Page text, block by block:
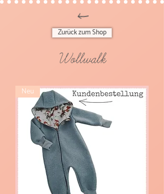
Zurück zum Shop
Wollwalk
Neu